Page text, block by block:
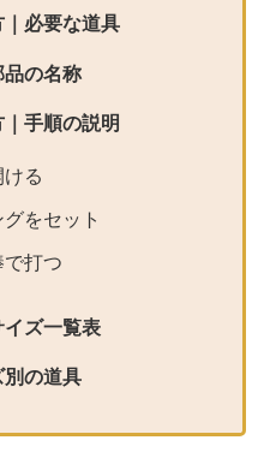
必要な道具
の名称
手順の説明
る
をセット
打つ
ズ一覧表
の道具